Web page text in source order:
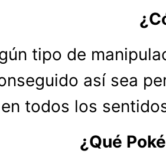
tipo de
así sea
todos los
¿Qué